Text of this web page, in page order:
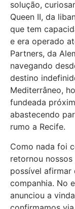
solução,
Queen II, da
que tem
e era operado
Partners, da
navegando
destino
Mediterrâneo,
fundeada
abastecendo
rumo a Recife.
Como nada foi
retornou
possível afirmar
companhia. No
anunciou a